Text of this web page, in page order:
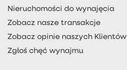
Nieruchomości do wynajęcia
Zobacz nasze transakcje
Zobacz opinie naszych Klientów
Zgłoś chęć wynajmu